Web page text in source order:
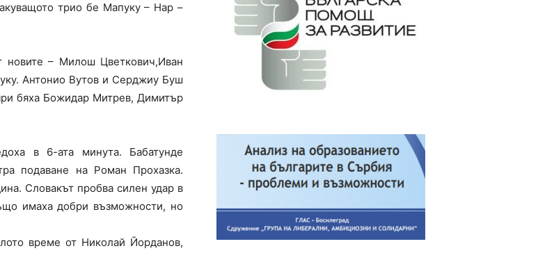
трио бе Мапуку – Нар –
новите – Милош Цветкович,Иван
.Антонио Вутов и Серджиу Буш
бяха Божидар Митрев, Димитър
в 6-ата минута. Бабатунде
подаване на Роман Прохазка.
Словакът пробва силен удар в
имаха добри възможности, но
време от Николай Йорданов,